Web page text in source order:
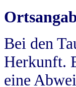
Bei den
Herkunft.
eine